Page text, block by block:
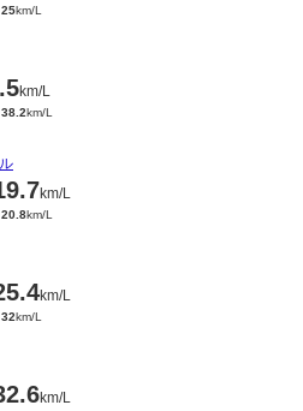
25km/L
km/L
38.2km/L
km/L
20.8km/L
km/L
32km/L
km/L